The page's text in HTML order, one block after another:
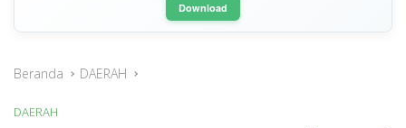
Download
Beranda DAERAH
DAERAH